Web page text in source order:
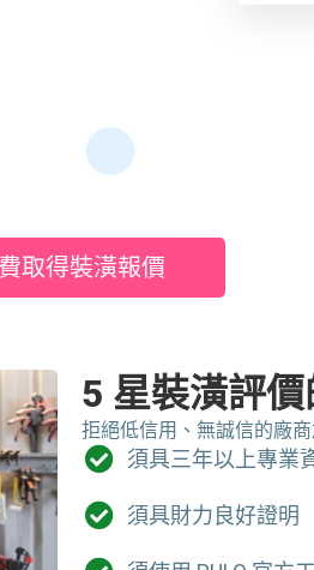
取得裝潢報價
5 星裝潢評
拒絕低信用、無誠信的廠
須具三年以上專業
須具財力良好證明